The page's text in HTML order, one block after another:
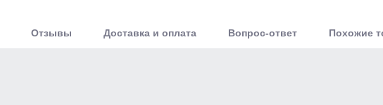
Отзывы Доставка и оплата Вопрос-ответ Похожие